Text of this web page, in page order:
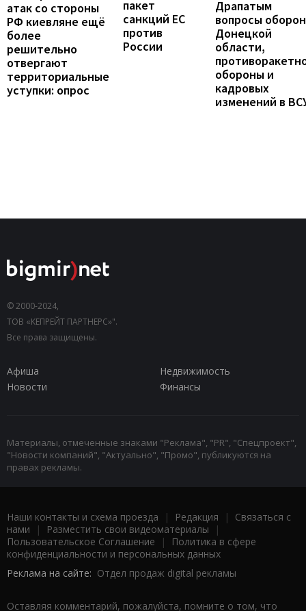
атак со стороны
РФ киевляне ещё
более
решительно
отвергают
территориальные
уступки: опрос
пакет
санкций ЕС
против
России
Драпатым
вопросы
Донецкой
области,
обороны и
кадровых
изменений в
© 2000-2024,
ТОВ «КЕПРЕЙТ ПАРТНЕРС»".
Все права защищены.
Афиша
Недвижимость
Новости
Финансы
Материалы, отмеченные знаками "Реклама", "PR", "Спецпроект",
"Новости компаний", "Актуально", "Промо", публикуются на
правах рекламы.
Наши контакты и схема проезда | Редакция | Связаться с
нами | Разместить свои видеоматериалы |
Пользовательское Соглашение |
Политика в сфере
конфиденциальности и персональных данных
Реклама на сайте: Отдел продаж digital рекламы
Оставляя комментарий, пожалуйста, помните о том, что